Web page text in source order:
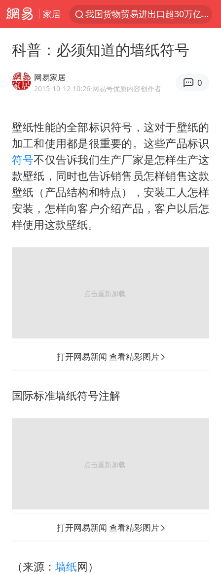
家居
我国货物贸易进出口超30万亿元
女子开一天一夜空调后二氧化碳中毒
官方通报教师招聘笔试前13名被淘汰
泰国校园枪击案死亡人数升至7人
陕西省委书记赶赴柞水县杏坪镇
女孩摆摊卖菌子时收到北大通知书
改名后的“青海拉面”店
立秋的仪式感
科普：必须知道的墙纸符号
网易家居
2015-10-12 10:26·网易号优质内容创作者
0
壁纸性能的全部标识符号，这对于壁纸的
加工和使用都是很重要的。这些产品标识
符号不仅告诉我们生产厂家是怎样生产这
款壁纸，同时也告诉销售员怎样销售这款
壁纸（产品结构和特点），安装工人怎样
安装，怎样向客户介绍产品，客户以后怎
样使用这款壁纸。
打开网易新闻 查看精彩图片
国际标准墙纸符号注解
打开网易新闻 查看精彩图片
（来源： 墙纸网）